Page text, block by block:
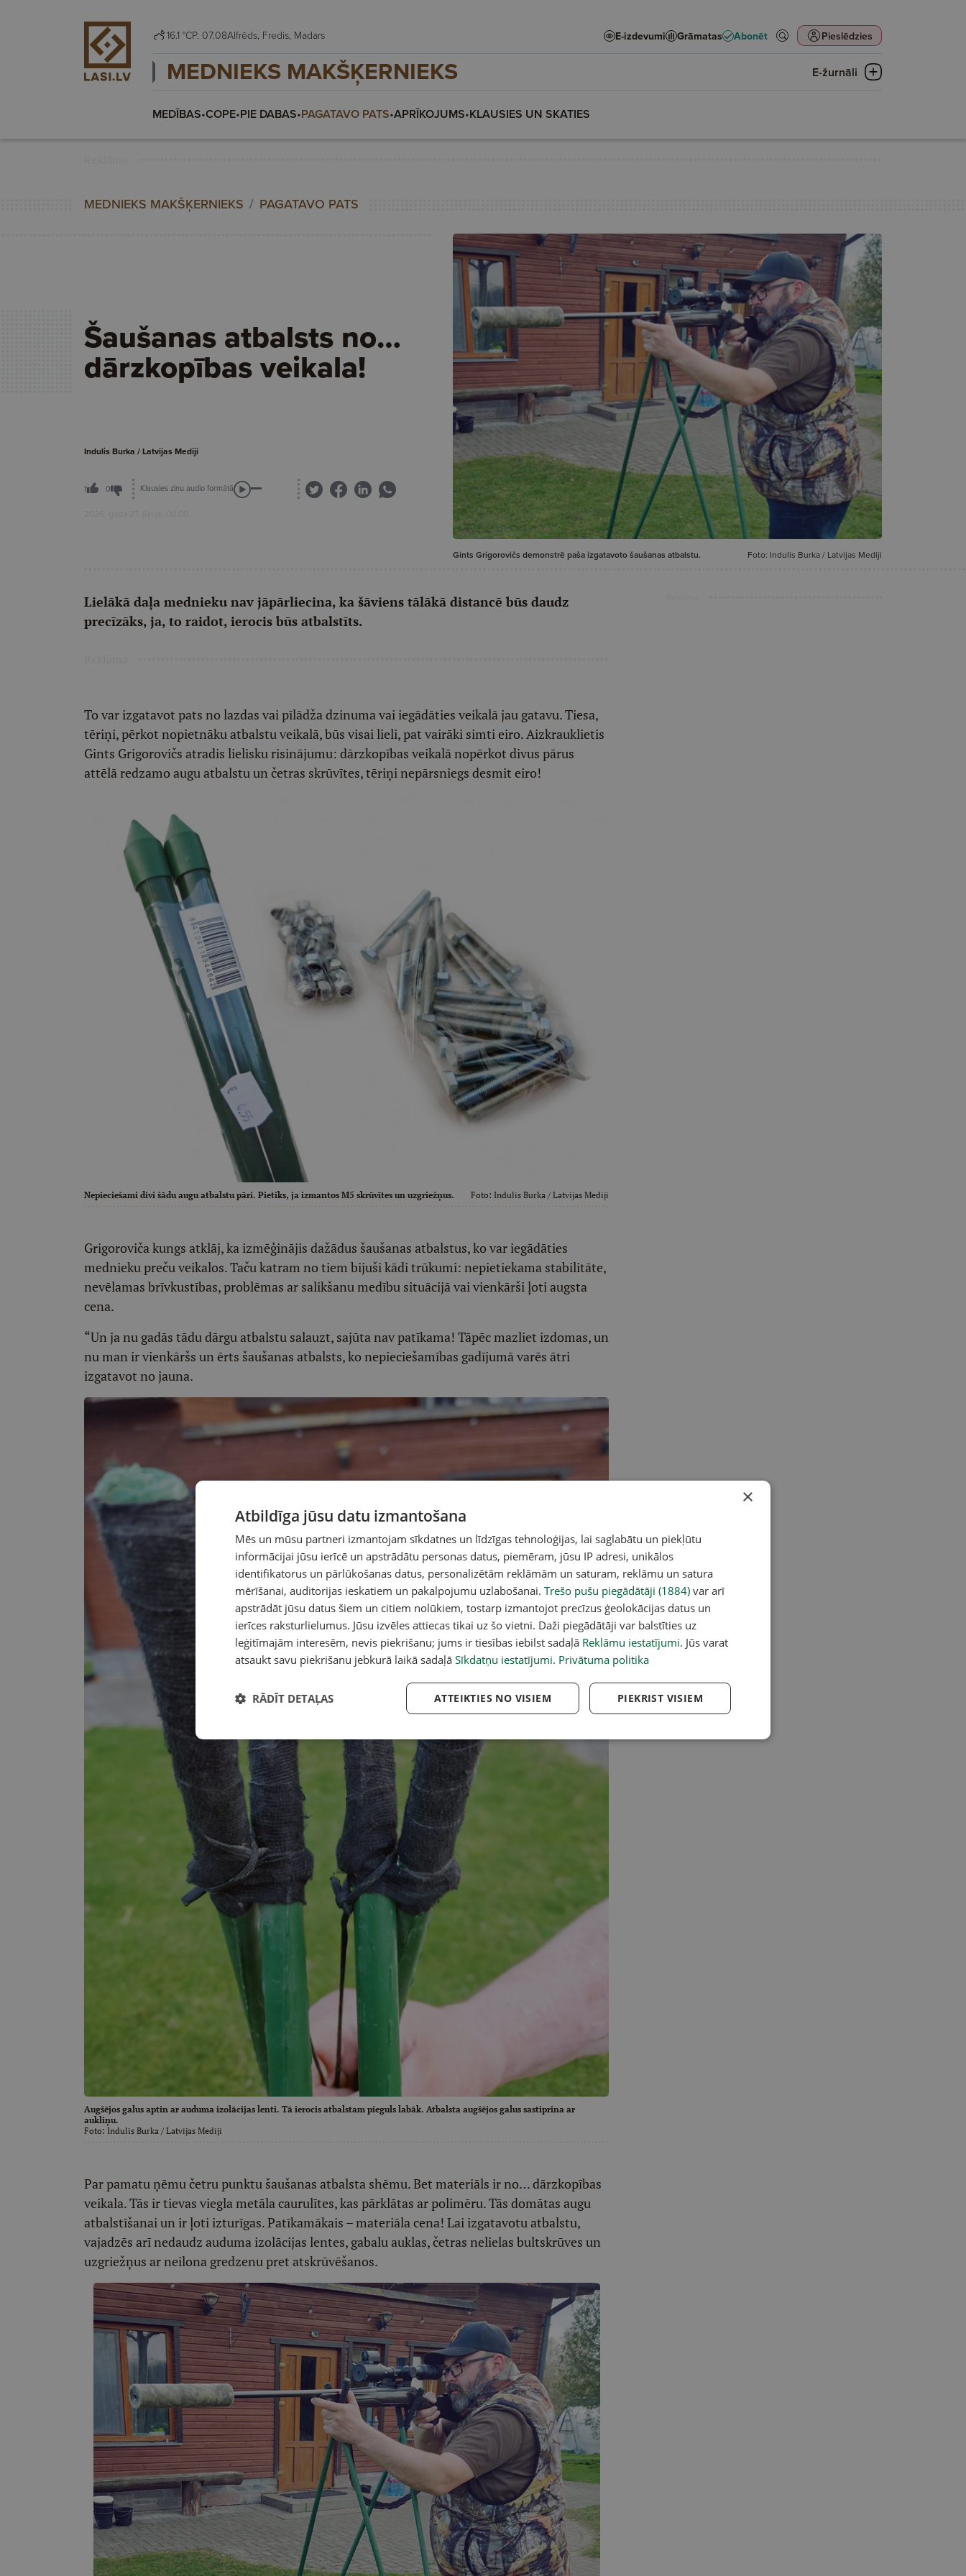
16.1 °CP. 07.08 Alfrēds, Fredis, Madars E-izdevumi Grāmatas Abonēt Pieslēdzies
MEDNIEKS MAKŠĶERNIEKS E-žurnāli
MEDĪBAS•COPE•PIE DABAS•PAGATAVO PATS•APRĪKOJUMS•KLAUSIES UN SKATIES
MEDNIEKS MAKŠĶERNIEKS PAGATAVO PATS
Šaušanas atbalsts no…
dārzkopības veikala!
Indulis Burka / Latvijas Mediji
1 0 Klausies ziņu audio formātā
2026. gada 27. jūnijs, 00:00
Gints Grigorovičs demonstrē paša izgatavoto šaušanas atbalstu. Foto: Indulis Burka / Latvijas Mediji
Lielākā daļa mednieku nav jāpārliecina, ka šāviens tālākā distancē būs daudz
precīzāks, ja, to raidot, ierocis būs atbalstīts.
To var izgatavot pats no lazdas vai pīlādža dzinuma vai iegādāties veikalā jau gatavu. Tiesa,
tēriņi, pērkot nopietnāku atbalstu veikalā, būs visai lieli, pat vairāki simti eiro. Aizkrauklietis
Gints Grigorovičs atradis lielisku risinājumu: dārzkopības veikalā nopērkot divus pārus
attēlā redzamo augu atbalstu un četras skrūvītes, tēriņi nepārsniegs desmit eiro!
Nepieciešami divi šādu augu atbalstu pāri. Pietiks, ja izmantos M5 skrūvītes un uzgriežņus. Foto: Indulis Burka / Latvijas Mediji
Grigoroviča kungs atklāj, ka izmēģinājis dažādus šaušanas atbalstus, ko var iegādāties
mednieku preču veikalos. Taču katram no tiem bijuši kādi trūkumi: nepietiekama stabilitāte,
nevēlamas brīvkustības, problēmas ar salikšanu medību situācijā vai vienkārši ļoti augsta
cena.
“Un ja nu gadās tādu dārgu atbalstu salauzt, sajūta nav patīkama! Tāpēc mazliet izdomas, un
nu man ir vienkāršs un ērts šaušanas atbalsts, ko nepieciešamības gadījumā varēs ātri
izgatavot no jauna.
Augšējos galus aptin ar auduma izolācijas lenti. Tā ierocis atbalstam pieguls labāk. Atbalsta augšējos galus sastiprina ar
aukliņu.
Foto: Indulis Burka / Latvijas Mediji
Par pamatu ņēmu četru punktu šaušanas atbalsta shēmu. Bet materiāls ir no… dārzkopības
veikala. Tās ir tievas viegla metāla caurulītes, kas pārklātas ar polimēru. Tās domātas augu
atbalstīšanai un ir ļoti izturīgas. Patīkamākais – materiāla cena! Lai izgatavotu atbalstu,
vajadzēs arī nedaudz auduma izolācijas lentes, gabalu auklas, četras nelielas bultskrūves un
uzgriežņus ar neilona gredzenu pret atskrūvēšanos.
×
Atbildīga jūsu datu izmantošana
Mēs un mūsu partneri izmantojam sīkdatnes un līdzīgas tehnoloģijas, lai saglabātu un piekļūtu
informācijai jūsu ierīcē un apstrādātu personas datus, piemēram, jūsu IP adresi, unikālos
identifikatorus un pārlūkošanas datus, personalizētām reklāmām un saturam, reklāmu un satura
mērīšanai, auditorijas ieskatiem un pakalpojumu uzlabošanai. Trešo pušu piegādātāji (1884) var arī
apstrādāt jūsu datus šiem un citiem nolūkiem, tostarp izmantojot precīzus ģeolokācijas datus un
ierīces raksturlielumus. Jūsu izvēles attiecas tikai uz šo vietni. Daži piegādātāji var balstīties uz
leģitīmajām interesēm, nevis piekrišanu; jums ir tiesības iebilst sadaļā Reklāmu iestatījumi. Jūs varat
atsaukt savu piekrišanu jebkurā laikā sadaļā Sīkdatņu iestatījumi. Privātuma politika
PIEKRIST VISIEM
ATTEIKTIES NO VISIEM
RĀDĪT DETAĻAS